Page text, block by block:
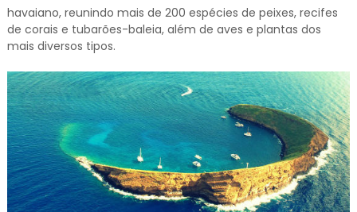
havaiano, reunindo mais de 200 espécies de peixes, recifes
de corais e tubarões-baleia, além de aves e plantas dos
mais diversos tipos.